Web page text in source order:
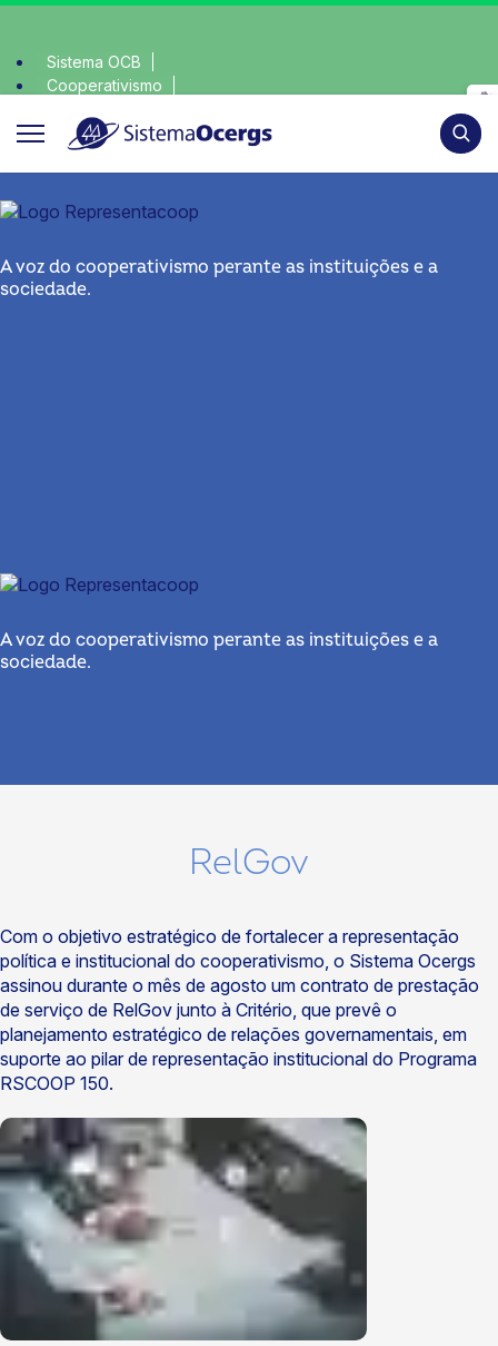
Sistema OCB
Cooperativismo
A voz do cooperativismo perante as instituições e a
sociedade.
A voz do cooperativismo perante as instituições e a
sociedade.
RelGov
Com o objetivo estratégico de fortalecer a representação
política e institucional do cooperativismo, o Sistema Ocergs
assinou durante o mês de agosto um contrato de prestação
de serviço de RelGov junto à Critério, que prevê o
planejamento estratégico de relações governamentais, em
suporte ao pilar de representação institucional do Programa
RSCOOP 150.